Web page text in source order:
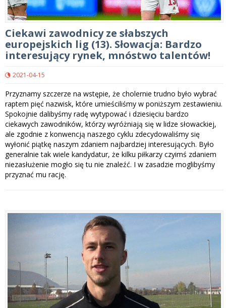
Ciekawi zawodnicy ze słabszych
europejskich lig (13). Słowacja: Bardzo
interesujący rynek, mnóstwo talentów!
2021-04-15
Przyznamy szczerze na wstępie, że cholernie trudno było wybrać
raptem pięć nazwisk, które umieściliśmy w poniższym zestawieniu.
Spokojnie dalibyśmy radę wytypować i dziesięciu bardzo
ciekawych zawodników, którzy wyróżniają się w lidze słowackiej,
ale zgodnie z konwencją naszego cyklu zdecydowaliśmy się
wyłonić piątkę naszym zdaniem najbardziej interesujących. Było
generalnie tak wiele kandydatur, że kilku piłkarzy czyimś zdaniem
niezasłużenie mogło się tu nie znaleźć. I w zasadzie moglibyśmy
przyznać mu rację.